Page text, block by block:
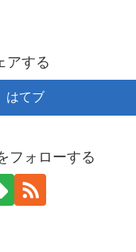
アする
はてブ
フォローする